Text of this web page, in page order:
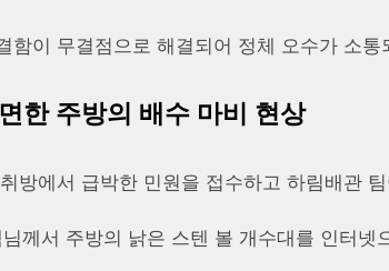
함이 무결점으로 해결되어 정체 오수가 소
한 주방의 배수 마비 현상
방에서 급박한 민원을 접수하고 하림배관
께서 주방의 낡은 스텐 볼 개수대를 인터